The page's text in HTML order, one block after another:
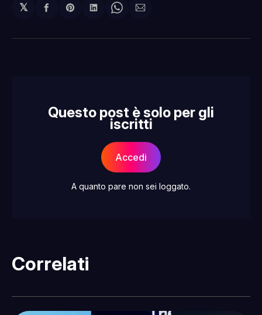
𝕏
Condividi
Facebook
Share
Pinterest
Condividi
LinkedIn
Share
WhatsApp
Condividi
email
Questo post è solo per gli
iscritti
Accedi
A quanto pare non sei loggato.
Correlati